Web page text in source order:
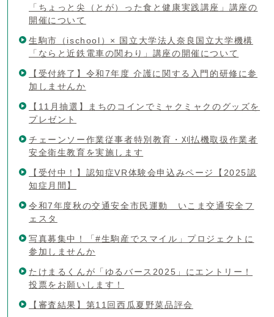
「ちょっと尖（とが）った食と健康実践講座」講座の
開催について
生駒市（ischool）× 国立大学法人奈良国立大学機構
「ならと近鉄電車の関わり」講座の開催について
【受付終了】令和7年度 介護に関する入門的研修に参
加しませんか
【11月抽選】まちのコインでミャクミャクのグッズを
プレゼント
チェーンソー作業従事者特別教育・刈払機取扱作業者
安全衛生教育を実施します
【受付中！】認知症VR体験会申込みページ【2025認
知症月間】
令和7年度秋の交通安全市民運動 いこま交通安全フ
ェスタ
写真募集中！「#生駒産でスマイル」プロジェクトに
参加しませんか
たけまるくんが「ゆるバース2025」にエントリー！
投票をお願いします！
【審査結果】第11回西瓜夏野菜品評会